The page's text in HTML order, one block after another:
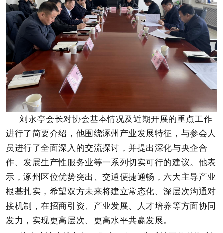
刘永亭会长对协会基本情况及近期开展的重点工作
进行了简要介绍，他围绕涿州产业发展特征，与参会人
员进行了全面深入的交流探讨，并提出深化与央企合
作、发展生产性服务业等一系列切实可行的建议。他表
示，涿州区位优势突出、交通便捷通畅，六大主导产业
根基扎实，希望双方未来将建立常态化、深层次沟通对
接机制，在招商引资、产业发展、人才培养等方面协同
发力，实现更高层次、更高水平共赢发展。